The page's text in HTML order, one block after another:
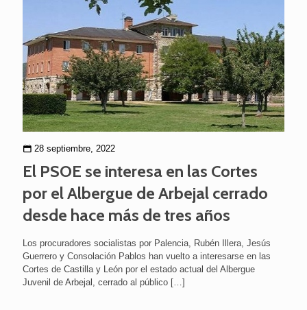
28 septiembre, 2022
El PSOE se interesa en las Cortes
por el Albergue de Arbejal cerrado
desde hace más de tres años
Los procuradores socialistas por Palencia, Rubén Illera, Jesús
Guerrero y Consolación Pablos han vuelto a interesarse en las
Cortes de Castilla y León por el estado actual del Albergue
Juvenil de Arbejal, cerrado al público […]